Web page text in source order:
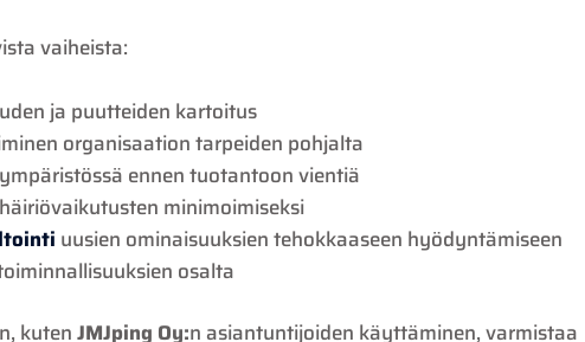
vaiheista:
ja puutteiden kartoitus
organisaation tarpeiden pohjalta
ennen tuotantoon vientiä
minimoimiseksi
uusien ominaisuuksien tehokkaaseen hyödyntämiseen
osalta
kutenJMJping Oy:n asiantuntijoiden käyttäminen, varmistaa